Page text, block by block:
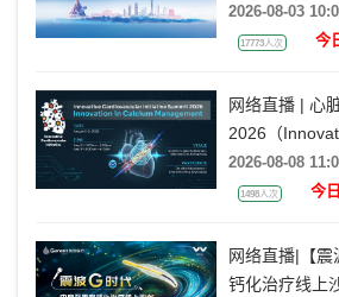
暨岭南瓣膜会
2026-08-03
17773人次 今
网络直播 | 心脏创新医学协会高峰会
2026（
Initiative
2026-08-08
1498人次 今
网络直播|【
钙化治疗线上